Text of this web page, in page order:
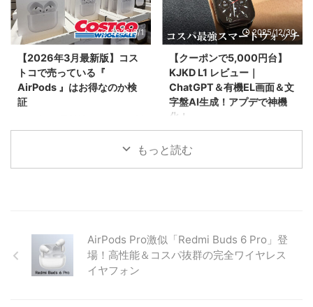
X250P」を紹介。前モデルX250
との違いである「偏光機能」のメ
リットや、専用アプリでの操作
性、子供の自由研究からプロの現
場まで使える活用シーンをまとめ
ました。
Amazonで完売続出、楽天では1
月中旬発送の予約待ちとなるほど
人気の秘密は、充電器部分が「分
離」する驚きのギミックにありま
した。デスク配線の最適解を紹
介。
2026/3/1
【2026年3月最新版】コス
トコで売っている『
AirPods 』はお得なのか検
証
売されているAirPods Pro 3、
AirPods 4（ANC/標準）の3モデ
2025/12/30
【クーポンで5,000円台】
KJKD L1 レビュー｜
ChatGPT＆有機EL画面＆文
字盤AI生成！アプデで神機
化！
2025年最新モデル「KJKD L1」
をレビュー。ChatGPT連携やAI
もっと読む
AirPods Pro激似「Redmi Buds 6 Pro」登
場！高性能＆コスパ抜群の完全ワイヤレス
イヤフォン